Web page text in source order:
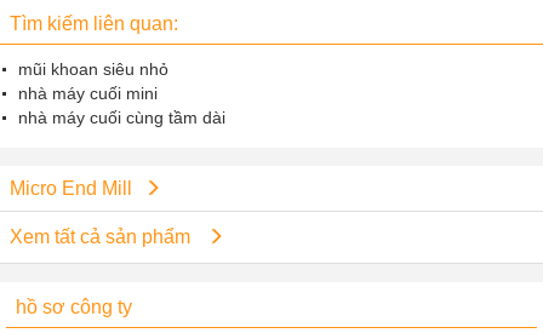
Tìm kiếm liên quan:
mũi khoan siêu nhỏ
nhà máy cuối mini
nhà máy cuối cùng tầm dài
Micro End Mill
Xem tất cả sản phẩm
hồ sơ công ty